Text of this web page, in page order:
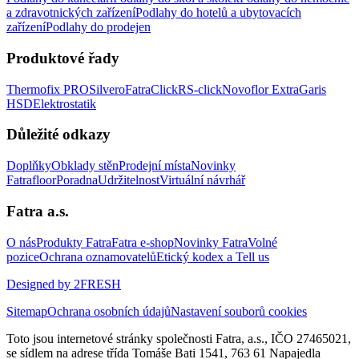
a zdravotnických zařízeníPodlahy do hotelů a ubytovacích
zařízeníPodlahy do prodejen
Produktové řady
Thermofix PROSilveroFatraClickRS-clickNovoflor ExtraGaris
HSDElektrostatik
Důležité odkazy
DoplňkyObklady stěnProdejní místaNovinky
FatrafloorPoradnaUdržitelnostVirtuální návrhář
Fatra a.s.
O násProdukty FatraFatra e-shopNovinky FatraVolné
poziceOchrana oznamovatelůEtický kodex a Tell us
Designed by 2FRESH
SitemapOchrana osobních údajůNastavení souborů cookies
Toto jsou internetové stránky společnosti Fatra, a.s., IČO 27465021,
se sídlem na adrese třída Tomáše Bati 1541, 763 61 Napajedla